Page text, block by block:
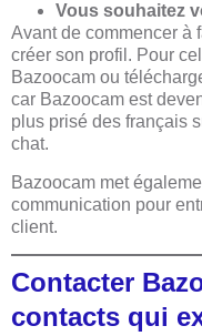
Vous souhaitez
Avant de commencer à
créer son profil. Pour
Bazoocam ou
car Bazoocam est
plus prisé des français
chat.
Bazoocam met
communication pour
client.
Contacter
contacts qui